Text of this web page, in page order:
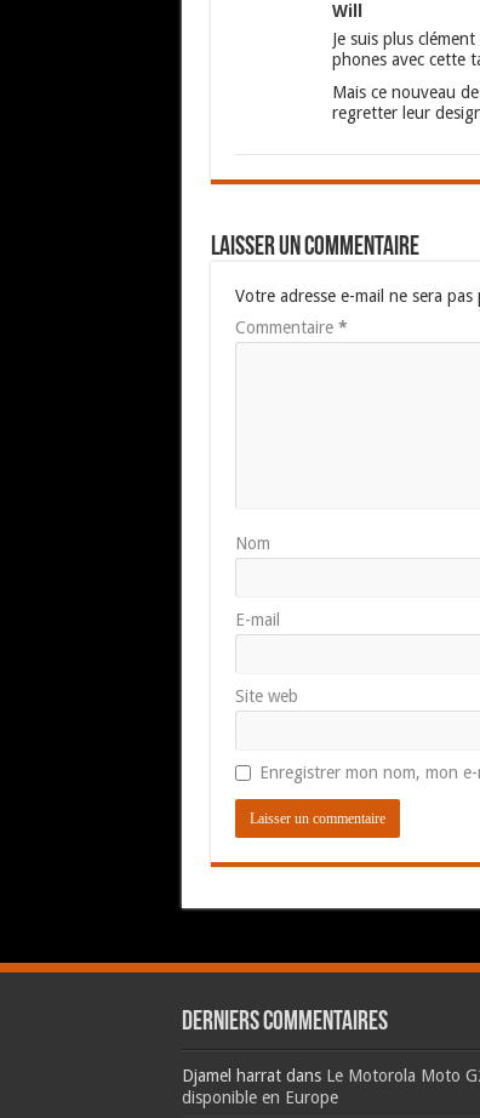
Will
Je suis plus
phones avec cette
Mais ce nouveau
regretter leur
Laisser un commentaire
Votre adresse e-mail ne sera pas
Commentaire *
Nom
E-mail
Site web
Enregistrer mon nom, mon
Derniers commentaires
Djamel harratdans Le Motorola Moto
disponible en Europe